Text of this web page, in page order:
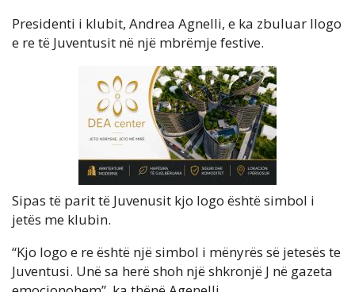
Presidenti i klubit, Andrea Agnelli, e ka zbuluar llogo
e re të Juventusit në një mbrëmje festive.
Sipas të parit të Juvenusit kjo logo është simbol i
jetës me klubin.
“Kjo logo e re është një simbol i mënyrës së jetesës te
Juventusi. Unë sa herë shoh një shkronjë J në gazeta